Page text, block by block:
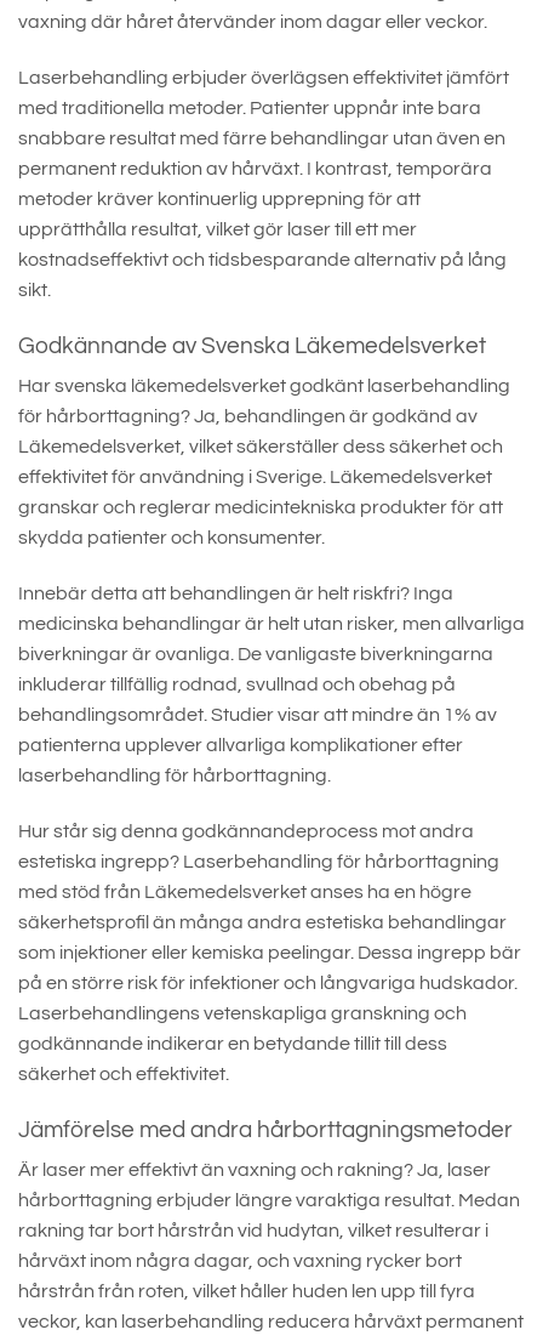
vaxning där håret återvänder inom dagar eller veckor.
Laserbehandling erbjuder överlägsen effektivitet jämfört
med traditionella metoder. Patienter uppnår inte bara
snabbare resultat med färre behandlingar utan även en
permanent reduktion av hårväxt. I kontrast, temporära
metoder kräver kontinuerlig upprepning för att
upprätthålla resultat, vilket gör laser till ett mer
kostnadseffektivt och tidsbesparande alternativ på lång
sikt.
Godkännande av Svenska Läkemedelsverket
Har svenska läkemedelsverket godkänt laserbehandling
för hårborttagning? Ja, behandlingen är godkänd av
Läkemedelsverket, vilket säkerställer dess säkerhet och
effektivitet för användning i Sverige. Läkemedelsverket
granskar och reglerar medicintekniska produkter för att
skydda patienter och konsumenter.
Innebär detta att behandlingen är helt riskfri? Inga
medicinska behandlingar är helt utan risker, men allvarliga
biverkningar är ovanliga. De vanligaste biverkningarna
inkluderar tillfällig rodnad, svullnad och obehag på
behandlingsområdet. Studier visar att mindre än 1% av
patienterna upplever allvarliga komplikationer efter
laserbehandling för hårborttagning.
Hur står sig denna godkännandeprocess mot andra
estetiska ingrepp? Laserbehandling för hårborttagning
med stöd från Läkemedelsverket anses ha en högre
säkerhetsprofil än många andra estetiska behandlingar
som injektioner eller kemiska peelingar. Dessa ingrepp bär
på en större risk för infektioner och långvariga hudskador.
Laserbehandlingens vetenskapliga granskning och
godkännande indikerar en betydande tillit till dess
säkerhet och effektivitet.
Jämförelse med andra hårborttagningsmetoder
Är laser mer effektivt än vaxning och rakning? Ja, laser
hårborttagning erbjuder längre varaktiga resultat. Medan
rakning tar bort hårstrån vid hudytan, vilket resulterar i
hårväxt inom några dagar, och vaxning rycker bort
hårstrån från roten, vilket håller huden len upp till fyra
veckor, kan laserbehandling reducera hårväxt permanent